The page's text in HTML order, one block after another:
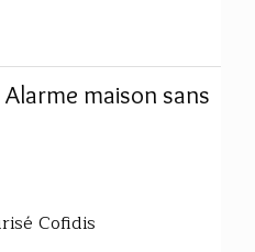
maison sans
Cofidis